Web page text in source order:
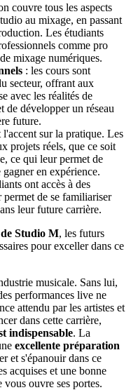
couvre tous les aspects
au mixage, en passant
Les étudiants
comme pro
mixage numériques.
: les cours sont
secteur, offrant aux
avec les réalités de
de développer un réseau
future.
sur la pratique. Les
projets réels, que ce soit
ce qui leur permet de
en expérience.
ont accès à des
de se familiariser
leur future carrière.
Studio M, les futurs
pour exceller dans ce
musicale. Sans lui,
performances live ne
attendu par les artistes et
dans cette carrière,
indispensable. La
excellente préparation
et s'épanouir dans ce
acquises et une bonne
vous ouvre ses portes.